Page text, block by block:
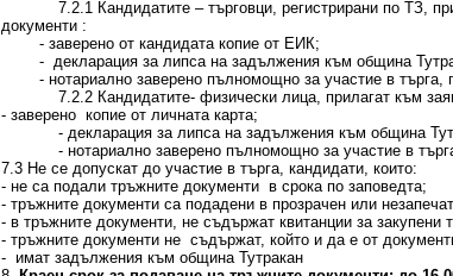
7.2.1 Кандидатите – търговци, регистрирани по ТЗ,
документи :
- заверено от кандидата копие от ЕИК;
- декларация за липса на задължения към община
- нотариално заверено пълномощно за участие в търга,
7.2.2 Кандидатите- физически лица, прилагат към
- заверено копие от личната карта;
- декларация за липса на задължения към община
- нотариално заверено пълномощно за участие в
7.3 Не се допускат до участие в търга, кандидати, които:
- не са подали тръжните документи в срока по заповедта;
- тръжните документи са подадени в прозрачен или
- в тръжните документи, не съдържат квитанции за закупени
- тръжните документи не съдържат, който и да е от
- имат задължения към община Тутракан